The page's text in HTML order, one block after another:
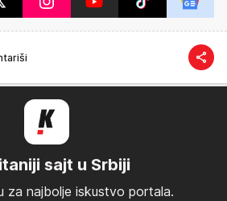
sajt u Srbiji
za najbolje iskustvo portala.